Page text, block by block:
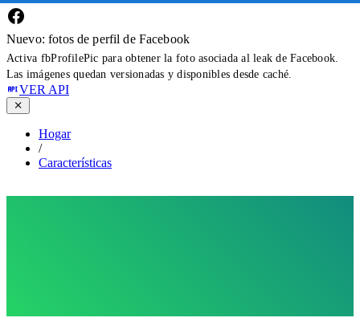
Nuevo: fotos de perfil de Facebook
Activa fbProfilePic para obtener la foto asociada al leak de Facebook.
Las imágenes quedan versionadas y disponibles desde caché.
VER API
Hogar
/
Características